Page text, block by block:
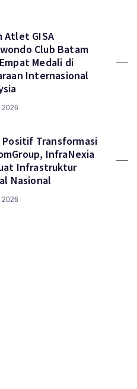
Atlet GISA
Club Batam
Medali di
Internasional
2026
Positif Transformasi
InfraNexia
Infrastruktur
Nasional
2026